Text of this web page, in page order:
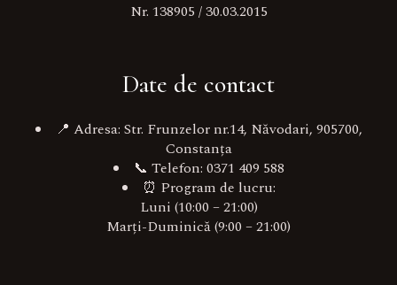
Nr. 138905 / 30.03.2015
Date de contact
📍 Adresa: Str. Frunzelor nr.14, Năvodari, 905700,
Constanța
📞 Telefon: 0371 409 588
⏰ Program de lucru:
Luni (10:00 – 21:00)
Marți-Duminică (9:00 – 21:00)